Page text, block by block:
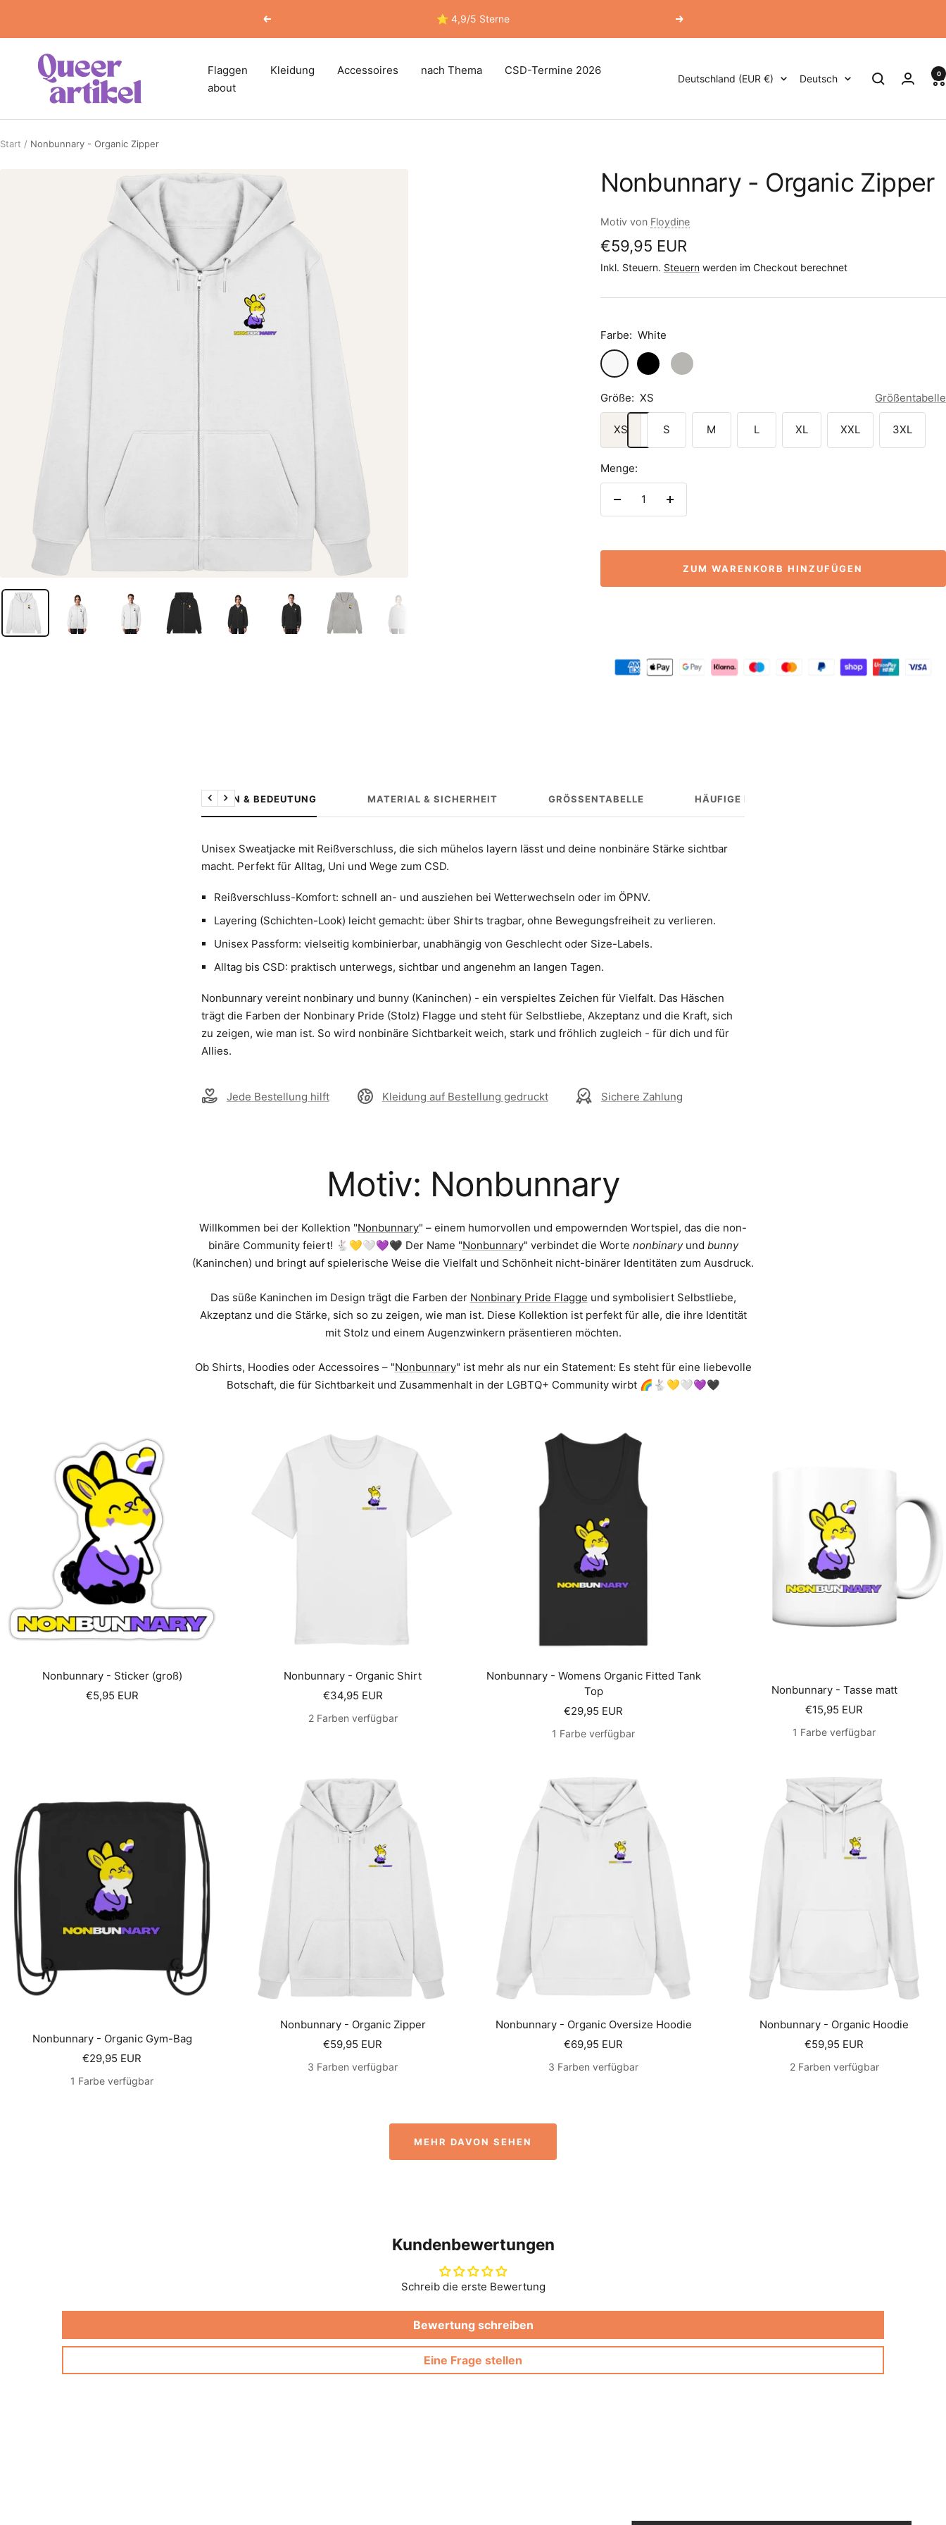
Zurück ⭐ 4,9/5 Sterne Weiter
Flaggen Kleidung Accessoires nach Thema
CSD-Termine 2026
about
Queerartikel
Land/Region
Deutschland (EUR €) Sprache
Deutsch 0
Start Nonbunnary - Organic Zipper
Nonbunnary - Organic Zipper
Motiv von Floydine
Angebotspreis
€59,95 EUR
Inkl. Steuern. Steuernwerden im Checkout berechnet
Farbe: White
White
Black
Heather
Grey
Größe: XS Größentabelle
XS S M L XL XXL 3XL
Menge:
Menge
Menge
ZUM WARENKORB HINZUFÜGEN
DESIGN & BEDEUTUNG MATERIAL & SICHERHEIT GRÖSSENTABELLE HÄUFIGE FRAGEN
ZurückWeiter
Unisex Sweatjacke mit Reißverschluss, die sich mühelos layern lässt und deine nonbinäre Stärke sichtbar
macht. Perfekt für Alltag, Uni und Wege zum CSD.
Reißverschluss-Komfort: schnell an- und ausziehen bei Wetterwechseln oder im ÖPNV.
Layering (Schichten-Look) leicht gemacht: über Shirts tragbar, ohne Bewegungsfreiheit zu verlieren.
Unisex Passform: vielseitig kombinierbar, unabhängig von Geschlecht oder Size-Labels.
Alltag bis CSD: praktisch unterwegs, sichtbar und angenehm an langen Tagen.
Nonbunnary vereint nonbinary und bunny (Kaninchen) - ein verspieltes Zeichen für Vielfalt. Das Häschen
trägt die Farben der Nonbinary Pride (Stolz) Flagge und steht für Selbstliebe, Akzeptanz und die Kraft, sich
zu zeigen, wie man ist. So wird nonbinäre Sichtbarkeit weich, stark und fröhlich zugleich - für dich und für
Allies.
Jede Bestellung hilft Kleidung auf Bestellung gedruckt Sichere Zahlung
Motiv: Nonbunnary
Willkommen bei der Kollektion "Nonbunnary" – einem humorvollen und empowernden Wortspiel, das die non-
binäre Community feiert! 🐇💛🤍💜🖤 Der Name "Nonbunnary" verbindet die Worte nonbinaryund bunny
(Kaninchen) und bringt auf spielerische Weise die Vielfalt und Schönheit nicht-binärer Identitäten zum Ausdruck.
Das süße Kaninchen im Design trägt die Farben der Nonbinary Pride Flagge und symbolisiert Selbstliebe,
Akzeptanz und die Stärke, sich so zu zeigen, wie man ist. Diese Kollektion ist perfekt für alle, die ihre Identität
mit Stolz und einem Augenzwinkern präsentieren möchten.
Ob Shirts, Hoodies oder Accessoires – "Nonbunnary" ist mehr als nur ein Statement: Es steht für eine liebevolle
Botschaft, die für Sichtbarkeit und Zusammenhalt in der LGBTQ+ Community wirbt 🌈🐇💛🤍💜🖤
Nonbunnary - Sticker (groß)
Angebotspreis
€5,95 EUR
Nonbunnary - Organic Shirt
Angebotspreis
€34,95 EUR
2 Farben verfügbar
Nonbunnary - Womens Organic Fitted Tank
Top
Angebotspreis
€29,95 EUR
1 Farbe verfügbar
Nonbunnary - Tasse matt
Angebotspreis
€15,95 EUR
1 Farbe verfügbar
Nonbunnary - Organic Gym-Bag
Angebotspreis
€29,95 EUR
1 Farbe verfügbar
Nonbunnary - Organic Zipper
Angebotspreis
€59,95 EUR
3 Farben verfügbar
Nonbunnary - Organic Oversize Hoodie
Angebotspreis
€69,95 EUR
3 Farben verfügbar
Nonbunnary - Organic Hoodie
Angebotspreis
€59,95 EUR
2 Farben verfügbar
MEHR DAVON SEHEN
Kundenbewertungen
Schreib die erste Bewertung
Bewertung schreiben
Eine Frage stellen